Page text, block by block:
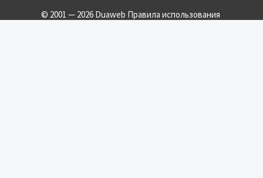
© 2001 — 2026 Duaweb Правила использования